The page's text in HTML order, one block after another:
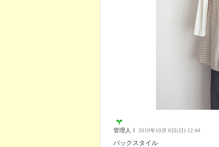
管理人Ｉ 2019年10月 6日(日) 12:44
バックスタイル